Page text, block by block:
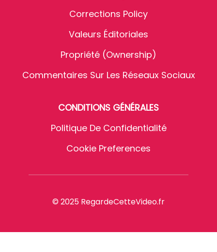
Corrections Policy
Valeurs Éditoriales
Propriété (Ownership)
Commentaires Sur Les Réseaux Sociaux
CONDITIONS GÉNÉRALES
Politique De Confidentialité
Cookie Preferences
© 2025 RegardeCetteVideo.fr